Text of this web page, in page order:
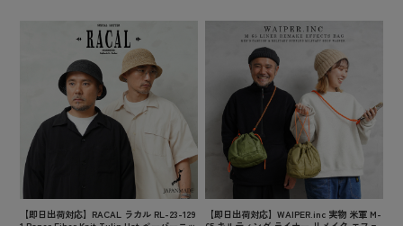
【即日出荷対応】RACAL ラカル RL-23-129
【即日出荷対応】WAIPER.inc 実物 米軍 M-